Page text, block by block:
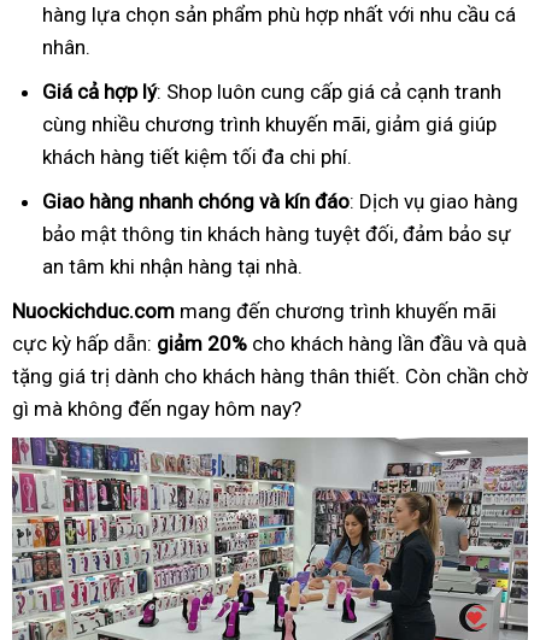
hàng lựa chọn sản phẩm phù hợp nhất với nhu cầu cá
nhân.
Giá cả hợp lý: Shop luôn cung cấp giá cả cạnh tranh
cùng nhiều chương trình khuyến mãi, giảm giá giúp
khách hàng tiết kiệm tối đa chi phí.
Giao hàng nhanh chóng và kín đáo: Dịch vụ giao hàng
bảo mật thông tin khách hàng tuyệt đối, đảm bảo sự
an tâm khi nhận hàng tại nhà.
Nuockichduc.com mang đến chương trình khuyến mãi
cực kỳ hấp dẫn: giảm 20% cho khách hàng lần đầu và quà
tặng giá trị dành cho khách hàng thân thiết. Còn chần chờ
gì mà không đến ngay hôm nay?